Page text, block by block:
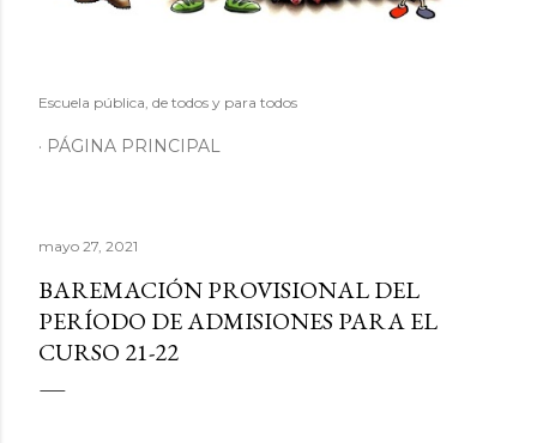
Escuela pública, de todos y para todos
PÁGINA PRINCIPAL
mayo 27, 2021
BAREMACIÓN PROVISIONAL DEL
PERÍODO DE ADMISIONES PARA EL
CURSO 21-22